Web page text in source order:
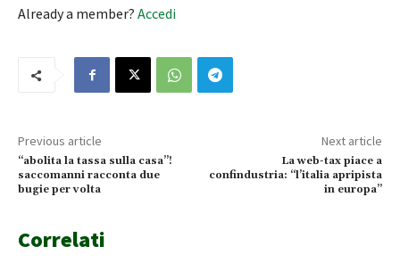
Already a member? Accedi
Previous article
“abolita la tassa sulla casa”!
saccomanni racconta due
bugie per volta
Next article
La web-tax piace a
confindustria: “l’italia apripista
in europa”
Correlati